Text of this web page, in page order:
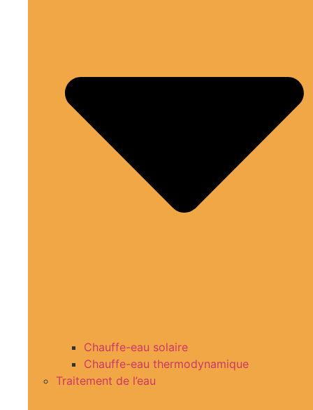
Chauffe-eau solaire
Chauffe-eau thermodynamique
Traitement de l’eau